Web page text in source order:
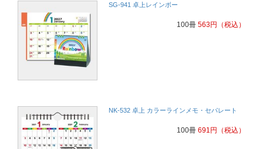
SG-941 卓上レインボー
100冊 563円 （税込）
NK-532 卓上 カラーラインメモ・セパレート
100冊 691 円 （税込）